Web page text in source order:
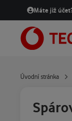
Přejít na obsah
Máte již
Úvodní stránka